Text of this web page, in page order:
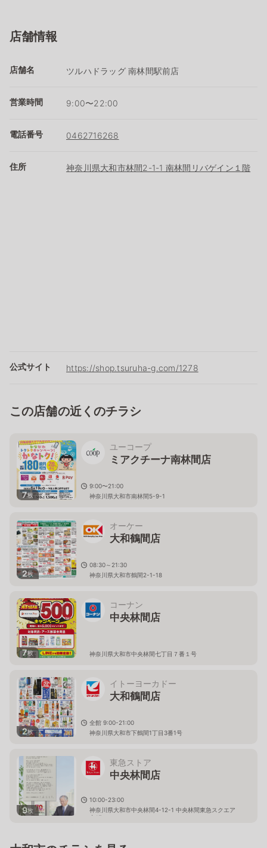
店舗情報
店舗名 ツルハドラッグ 南林間駅前店
営業時間 9:00〜22:00
電話番号 0462716268
住所 神奈川県大和市林間2-1-1 南林間リバゲイン１階
公式サイト https://shop.tsuruha-g.com/1278
この店舗の近くのチラシ
7枚
ユーコープ
ミアクチーナ南林間店
9:00〜21:00
神奈川県大和市南林間5-9-1
2枚
オーケー
大和鶴間店
08:30～21:30
神奈川県大和市鶴間2-1-18
7枚
コーナン
中央林間店
神奈川県大和市中央林間七丁目７番１号
2枚
イトーヨーカドー
大和鶴間店
全館 9:00-21:00
神奈川県大和市下鶴間1丁目3番1号
9枚
東急ストア
中央林間店
10:00-23:00
神奈川県大和市中央林間4-12-1 中央林間東急スクエア
内1F